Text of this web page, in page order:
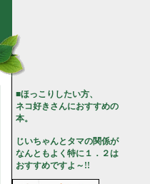
■ほっこりしたい方、
ネコ好きさんにおすすめの
本。
じいちゃんとタマの関係が
なんともよく特に１．２は
おすすめですよ～!!